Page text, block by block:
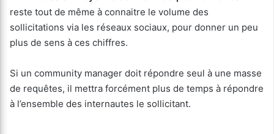
reste tout de même à connaitre le volume des
sollicitations via les réseaux sociaux, pour donner un peu
plus de sens à ces chiffres.
Si un community manager doit répondre seul à une masse
de requêtes, il mettra forcément plus de temps à répondre
à l’ensemble des internautes le sollicitant.